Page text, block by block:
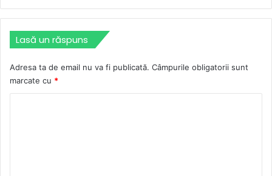
Lasă un răspuns
Adresa ta de email nu va fi publicată. Câmpurile obligatorii sunt
marcate cu *